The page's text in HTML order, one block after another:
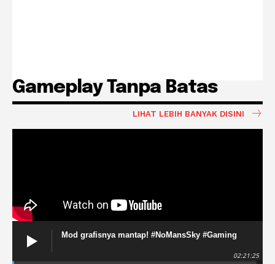
Gameplay Tanpa Batas
LIHAT LEBIH BANYAK DISINI
Mod grafisnya mantap! #NoMansSky #Gaming
02:21:25